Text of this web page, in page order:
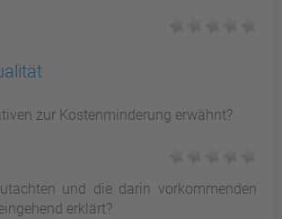
zur Kostenminderung erwähnt?
und die darin vorkommenden
erklärt?